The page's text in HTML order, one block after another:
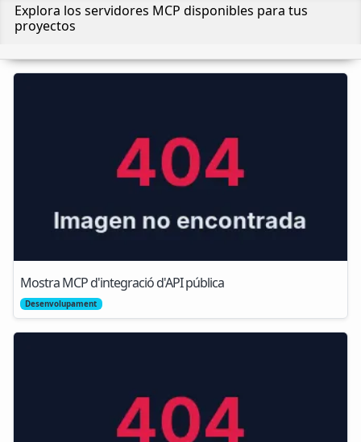
Explora los servidores MCP disponibles para tus
proyectos
Mostra MCP d'integració d'API pública
Desenvolupament